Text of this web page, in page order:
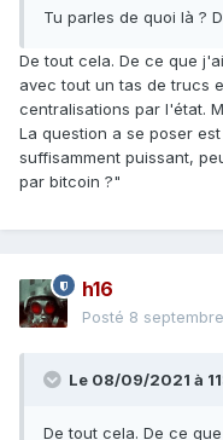
Tu parles de quoi là ?
De tout cela. De ce que
avec tout un tas de trucs
centralisations par l'état.
La question a se poser
suffisamment puissant,
par bitcoin ?"
h16
Posté 8
Le 08/09/2021 à
De tout cela. De ce